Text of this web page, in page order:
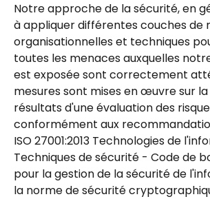
Notre approche de la sécurité, en
à appliquer différentes couches de
organisationnelles et techniques
toutes les menaces auxquelles
est exposée sont correctement
mesures sont mises en œuvre sur
résultats d'une évaluation des
conformément aux
ISO 27001:2013 Technologies de
Techniques de sécurité - Code de
pour la gestion de la sécurité de
la norme de sécurité